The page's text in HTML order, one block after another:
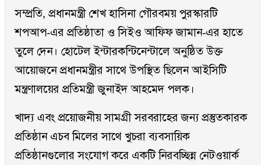
সম্প্রতি, প্রধানমন্ত্রী শেখ হাসিনা গৌরবময় পুরস্কারটি
শপআপ-এর প্রতিষ্ঠাতা ও সিইও আফিফ জামান-এর হাতে
তুলে দেন। হোটেল ইন্টারকন্টিনেন্টালে অনুষ্ঠিত উক্ত
আয়োজনে প্রধানমন্ত্রীর সাথে উপস্থিত ছিলেন আইসিটি
মন্ত্রণালয়ের প্রতিমন্ত্রী জুনাইদ আহমেদ পলক।
খাদ্য এবং প্রয়োজনীয় সামগ্রী সরবরাহের জন্য প্রস্তুতকারক
প্রতিষ্ঠান এচব মিলের সাথে খুচরা ব্যবসায়িক
প্রতিষ্ঠানগুলোর সংযোগ করে একটি নিরবচ্ছিন্ন নেটওয়ার্ক